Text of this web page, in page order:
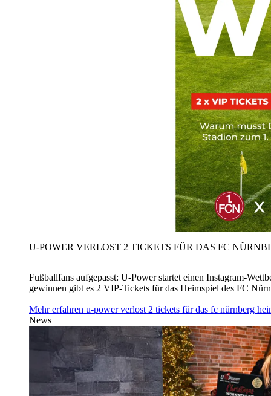
U‑POWER VERLOST 2 TICKETS FÜR DAS FC
Fußballfans aufgepasst: U‑Power startet einen Instagram-
gewinnen gibt es 2 VIP-Tickets für das Heimspiel des FC
Mehr erfahren u‑power verlost 2 tickets für das fc nürnberg
News